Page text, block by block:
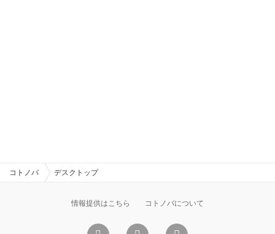
コトノバ デスクトップ
情報提供はこちら コトノバについて